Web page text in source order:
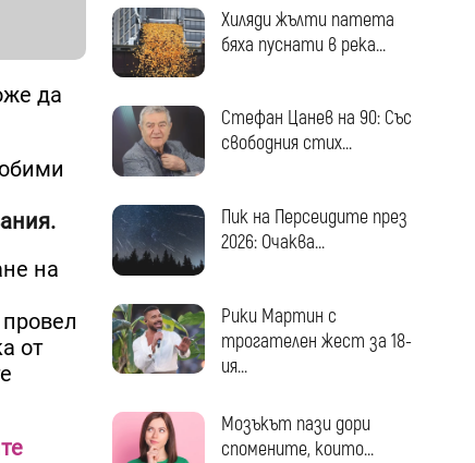
да
на
от
Хиляди жълти патета
бяха пуснати в река...
Стефан Цанев на 90: Със
свободния стих...
Пик на Персеидите през
2026: Очаква...
Рики Мартин с
трогателен жест за 18-
ия...
Мозъкът пази дори
спомените, които...